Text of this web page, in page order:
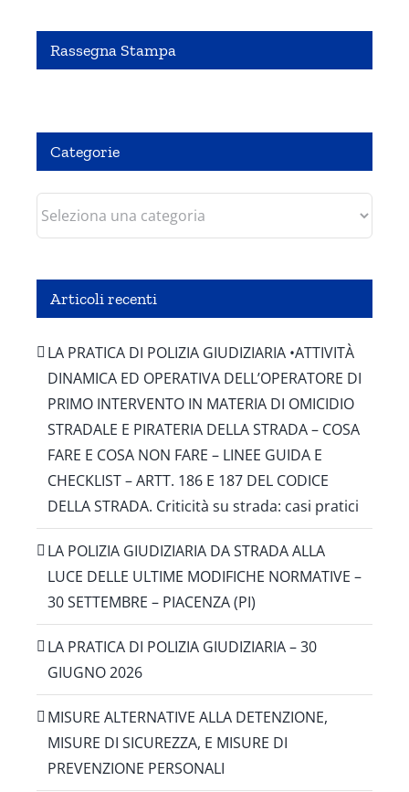
Rassegna Stampa
Pubbliredazionale – Crocevia 07 Agosto 2020
Categorie
Categorie
Articoli recenti
LA PRATICA DI POLIZIA GIUDIZIARIA •ATTIVITÀ
DINAMICA ED OPERATIVA DELL’OPERATORE DI
PRIMO INTERVENTO IN MATERIA DI OMICIDIO
STRADALE E PIRATERIA DELLA STRADA – COSA
FARE E COSA NON FARE – LINEE GUIDA E
CHECKLIST – ARTT. 186 E 187 DEL CODICE
DELLA STRADA. Criticità su strada: casi pratici
LA POLIZIA GIUDIZIARIA DA STRADA ALLA
LUCE DELLE ULTIME MODIFICHE NORMATIVE –
30 SETTEMBRE – PIACENZA (PI)
LA PRATICA DI POLIZIA GIUDIZIARIA – 30
GIUGNO 2026
MISURE ALTERNATIVE ALLA DETENZIONE,
MISURE DI SICUREZZA, E MISURE DI
PREVENZIONE PERSONALI